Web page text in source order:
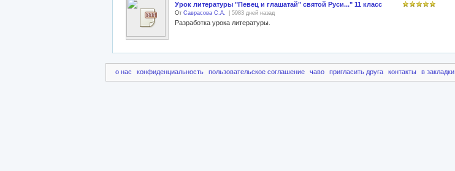
Урок литературы "Певец и глашатай" святой Руси..." 11 класс
От Саврасова С.А. | 5983 дней назад
Разработка урока литературы.
о нас конфиденциальность пользовательское соглашение чаво пригласить друга контакты в закладки